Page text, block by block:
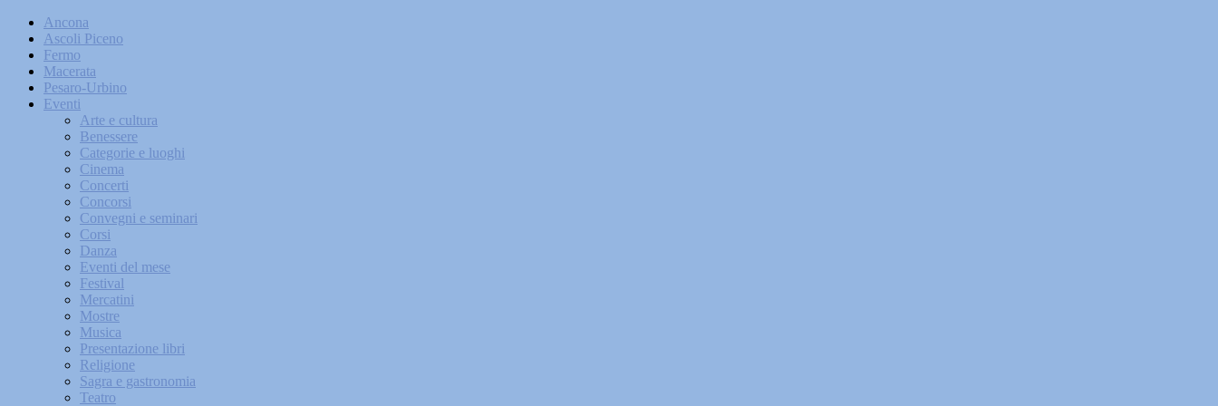
Ancona
Ascoli Piceno
Fermo
Macerata
Pesaro-Urbino
Eventi
Arte e cultura
Benessere
Categorie e luoghi
Cinema
Concerti
Concorsi
Convegni e seminari
Corsi
Danza
Eventi del mese
Festival
Mercatini
Mostre
Musica
Presentazione libri
Religione
Sagra e gastronomia
Teatro